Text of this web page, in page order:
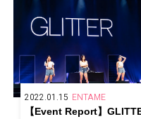
2022.01.15 ENTAME
【Event Report】